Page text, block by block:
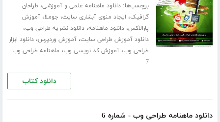
برچسب‌ها:دانلود ماهنامه علمی و آموزشی، طراحان
گرافیک، ایجاد منوی آبشاری سایت، جوملا،آموزش
پارالاکس،دانلود ماهنامه،دانلود نشریه طراحی وب،
دانلود آموزش طراحی سایت،آموزش وردپرس،دانلود ابزار
طراحی وب،آموزش کد نویسی وب، ماهنامه طراحی وب
7
دانلود کتاب
دانلود ماهنامه طراحی وب - شماره 6